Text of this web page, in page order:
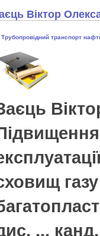
Віктор
Трубопровідний транспорт
...